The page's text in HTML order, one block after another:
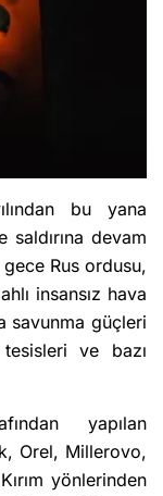
bu yana
devam
Rus ordusu,
insansız hava
savunma güçleri
ve bazı
yapılan
Orel, Millerovo,
yönlerinden